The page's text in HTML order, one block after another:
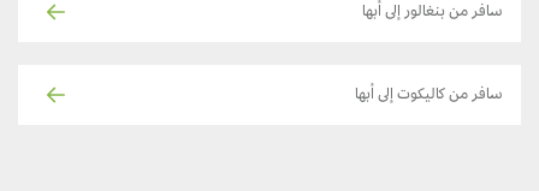
سافر من بنغالور إلى أبها
سافر من كاليكوت إلى أبها